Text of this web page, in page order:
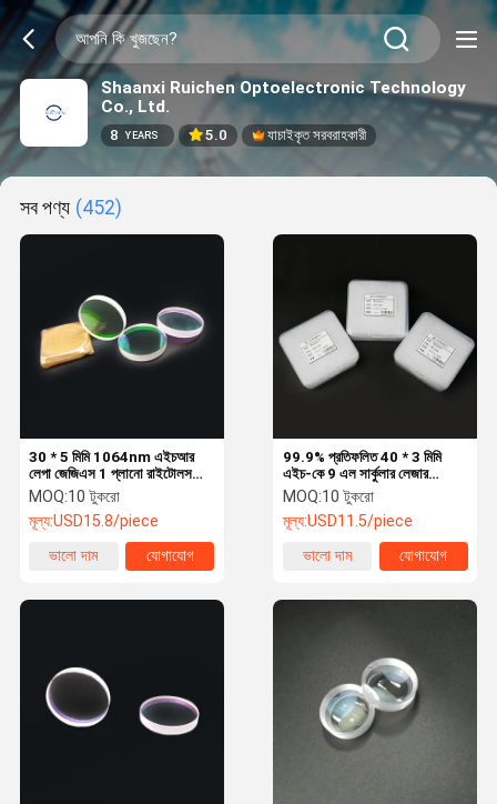
Shaanxi Ruichen Optoelectronic Technology
Co., Ltd.
8 YEARS 5.0 যাচাইকৃত সরবরাহকারী
সব পণ্য (452)
30 * 5 মিমি 1064nm এইচআর
লেপা জেজিএস 1 প্লানো রাইটোলস
স্পেকট্রোস্কোপ
MOQ:10 টুকরো
মূল্য:USD15.8/piece
ভালো দাম
যোগাযোগ
99.9% প্রতিফলিত 40 * 3 মিমি
এইচ-কে 9 এল সার্কুলার লেজার
অপটিকাল লেন্স
MOQ:10 টুকরো
মূল্য:USD11.5/piece
ভালো দাম
যোগাযোগ